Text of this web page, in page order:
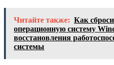
Читайте также: Как
операционную систему
восстановления
системы